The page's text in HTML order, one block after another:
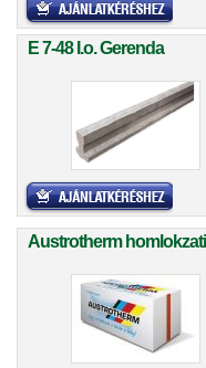
E 7-48 I.o. Gerenda
Austrotherm homlokzati